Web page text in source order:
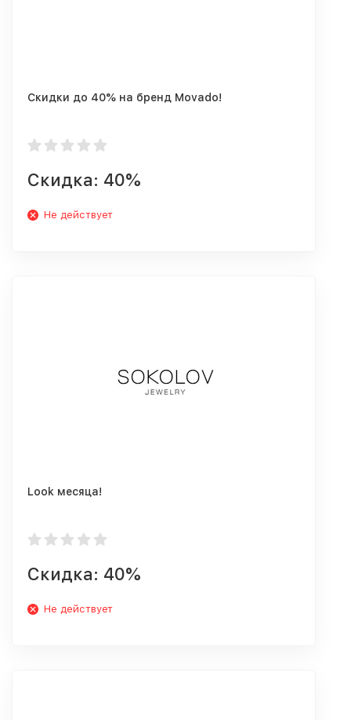
Скидки до 40% на бренд Movado!
Скидка: 40%
Не действует
Look месяца!
Скидка: 40%
Не действует